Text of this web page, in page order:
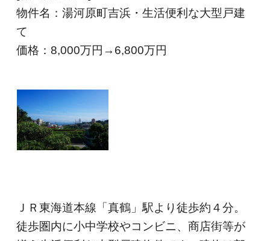
物件名：湯河原町吉浜・生活便利な大型戸建
て
価格：8,000万円→6,800万円
ＪＲ東海道本線「真鶴」駅より徒歩約４分。
徒歩圏内に小中学校やコンビニ、商店街等が